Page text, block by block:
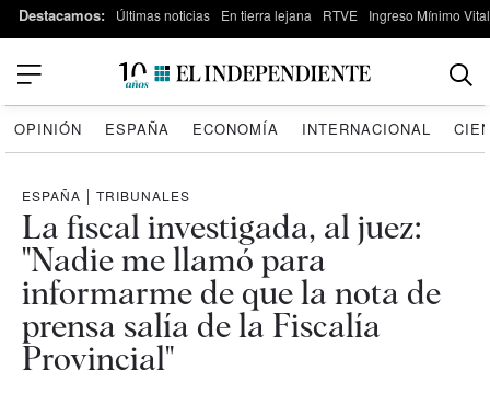
Destacamos: Últimas noticias En tierra lejana RTVE Ingreso Mínimo Vital
OPINIÓN ESPAÑA ECONOMÍA INTERNACIONAL
ESPAÑA | TRIBUNALES
La fiscal investigada, al juez:
"Nadie me llamó para
informarme de que la nota de
prensa salía de la Fiscalía
Provincial"